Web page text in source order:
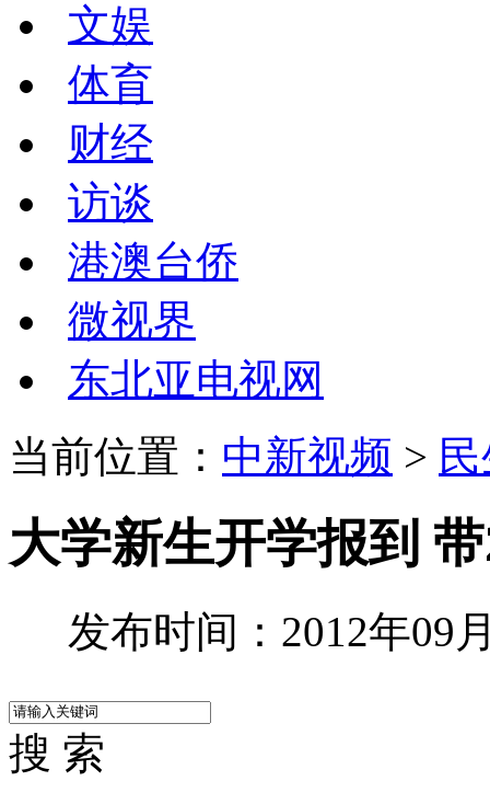
文娱
体育
财经
访谈
港澳台侨
微视界
东北亚电视网
当前位置： 中新视频 >
大学新生开学报到
发布时间：2012年09
搜 索